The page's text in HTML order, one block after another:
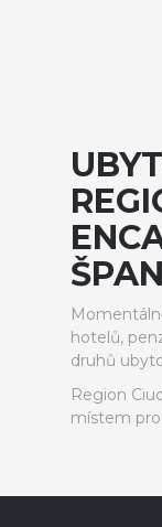
hotelů,
druhů
Region
místem